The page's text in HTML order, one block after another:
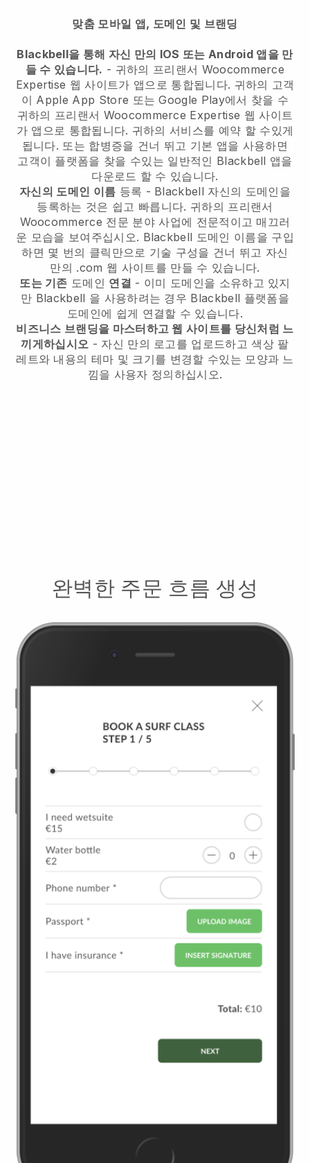
맞춤 모바일 앱, 도메인 및 브랜딩
Blackbell을 통해 자신 만의 IOS 또는 Android 앱을 만
들 수 있습니다. - 귀하의 프리랜서 Woocommerce
Expertise 웹 사이트가 앱으로 통합됩니다. 귀하의 고객
이 Apple App Store 또는 Google Play에서 찾을 수
귀하의 프리랜서 Woocommerce Expertise 웹 사이트
가 앱으로 통합됩니다. 귀하의 서비스를 예약 할 수있게
됩니다. 또는 합병증을 건너 뛰고 기본 앱을 사용하면
고객이 플랫폼을 찾을 수있는 일반적인 Blackbell 앱을
다운로드 할 수 있습니다.
자신의 도메인 이름 등록 - Blackbell 자신의 도메인을
등록하는 것은 쉽고 빠릅니다. 귀하의 프리랜서
Woocommerce 전문 분야 사업에 전문적이고 매끄러
운 모습을 보여주십시오. Blackbell 도메인 이름을 구입
하면 몇 번의 클릭만으로 기술 구성을 건너 뛰고 자신
만의 .com 웹 사이트를 만들 수 있습니다.
또는 기존 도메인 연결 - 이미 도메인을 소유하고 있지
만 Blackbell 을 사용하려는 경우 Blackbell 플랫폼을
도메인에 쉽게 연결할 수 있습니다.
비즈니스 브랜딩을 마스터하고 웹 사이트를 당신처럼 느
끼게하십시오 - 자신 만의 로고를 업로드하고 색상 팔
레트와 내용의 테마 및 크기를 변경할 수있는 모양과 느
낌을 사용자 정의하십시오.
완벽한 주문 흐름 생성